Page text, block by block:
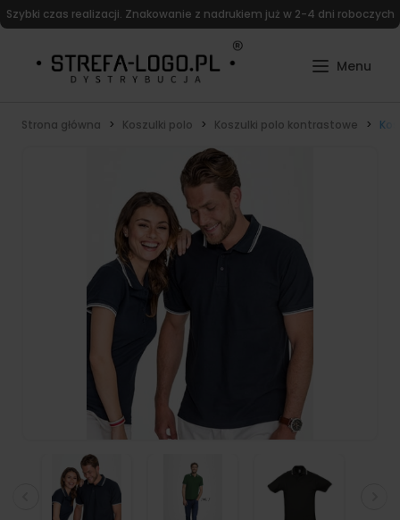
Szybki czas realizacji. Znakowanie z nadrukiem już w 2-4 dni roboczych
Strona główna Koszulki polo Koszulki polo kontrastowe